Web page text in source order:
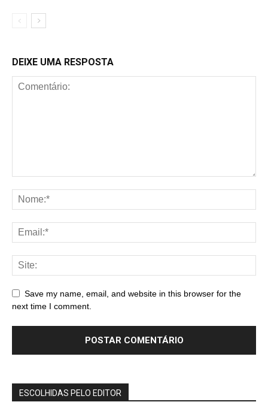
DEIXE UMA RESPOSTA
Save my name, email, and website in this browser for the
next time I comment.
ESCOLHIDAS PELO EDITOR